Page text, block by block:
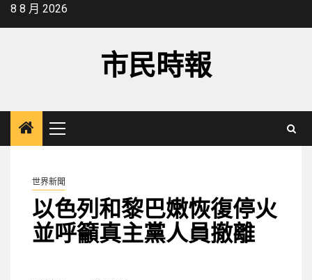
Skip8 8 月 2026
市民時報
Primary
Menu
世界新聞
以色列和黎巴嫩恢復停火
並呼籲真主黨人員撤離